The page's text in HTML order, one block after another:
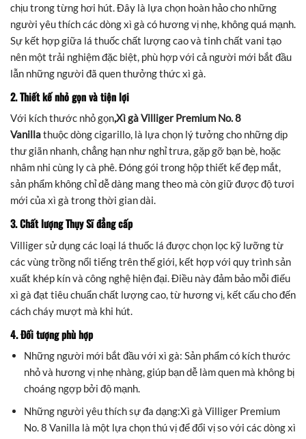
chịu trong từng hơi hút. Đây là lựa chọn hoàn hảo cho những
người yêu thích các dòng xì gà có hương vị nhẹ, không quá mạnh.
Sự kết hợp giữa lá thuốc chất lượng cao và tinh chất vani tạo
nên một trải nghiệm đặc biệt, phù hợp với cả người mới bắt đầu
lẫn những người đã quen thưởng thức xì gà.
2. Thiết kế nhỏ gọn và tiện lợi
Với kích thước nhỏ gọn,Xì gà Villiger Premium No. 8
Vanillathuộc dòng cigarillo, là lựa chọn lý tưởng cho những dịp
thư giãn nhanh, chẳng hạn như nghỉ trưa, gặp gỡ bạn bè, hoặc
nhâm nhi cùng ly cà phê. Đóng gói trong hộp thiết kế đẹp mắt,
sản phẩm không chỉ dễ dàng mang theo mà còn giữ được độ tươi
mới của xì gà trong thời gian dài.
3. Chất lượng Thụy Sĩ đẳng cấp
Villiger sử dụng các loại lá thuốc lá được chọn lọc kỹ lưỡng từ
các vùng trồng nổi tiếng trên thế giới, kết hợp với quy trình sản
xuất khép kín và công nghệ hiện đại. Điều này đảm bảo mỗi điếu
xì gà đạt tiêu chuẩn chất lượng cao, từ hương vị, kết cấu cho đến
cách cháy mượt mà khi hút.
4. Đối tượng phù hợp
Những người mới bắt đầu với xì gà: Sản phẩm có kích thước
nhỏ và hương vị nhẹ nhàng, giúp bạn dễ làm quen mà không bị
choáng ngợp bởi độ mạnh.
Những người yêu thích sự đa dạng:Xì gà Villiger Premium
No. 8 Vanilla là một lựa chọn thú vị để đổi vị so với các dòng xì